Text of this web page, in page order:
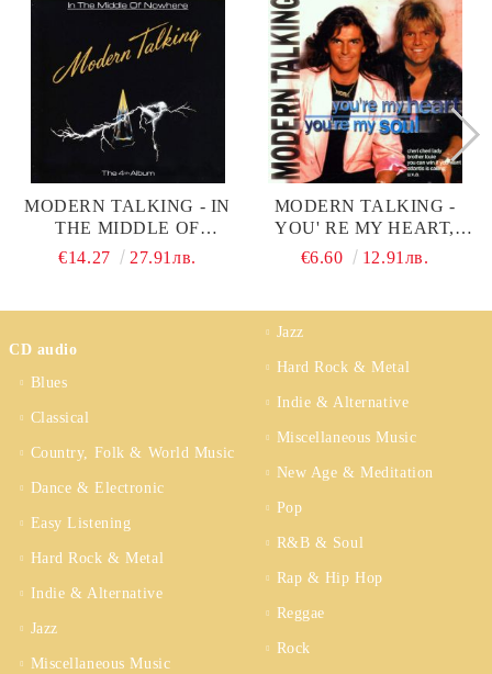
MODERN TALKING - IN
THE MIDDLE OF
NOWHERE (CD)
€14.27 27.91лв.
MODERN TALKING -
YOU' RE MY HEART,
YOU' RE MY SOUL (CD)
€6.60 12.91лв.
CD audio
Blues
Classical
Country, Folk & World Music
Dance & Electronic
Easy Listening
Hard Rock & Metal
Indie & Alternative
Jazz
Miscellaneous Music
Jazz
Hard Rock & Metal
Indie & Alternative
Miscellaneous Music
New Age & Meditation
Pop
R&B & Soul
Rap & Hip Hop
Reggae
Rock